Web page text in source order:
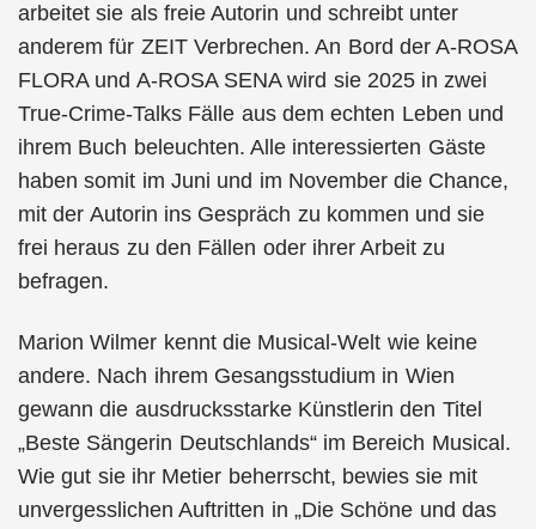
arbeitet sie als freie Autorin und schreibt unter
anderem für ZEIT Verbrechen. An Bord der A-ROSA
FLORA und A-ROSA SENA wird sie 2025 in zwei
True-Crime-Talks Fälle aus dem echten Leben und
ihrem Buch beleuchten. Alle interessierten Gäste
haben somit im Juni und im November die Chance,
mit der Autorin ins Gespräch zu kommen und sie
frei heraus zu den Fällen oder ihrer Arbeit zu
befragen.
Marion Wilmer kennt die Musical-Welt wie keine
andere. Nach ihrem Gesangsstudium in Wien
gewann die ausdrucksstarke Künstlerin den Titel
„Beste Sängerin Deutschlands“ im Bereich Musical.
Wie gut sie ihr Metier beherrscht, bewies sie mit
unvergesslichen Auftritten in „Die Schöne und das